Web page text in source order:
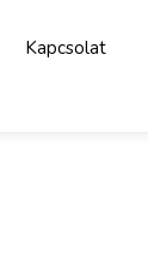
Kapcsolat